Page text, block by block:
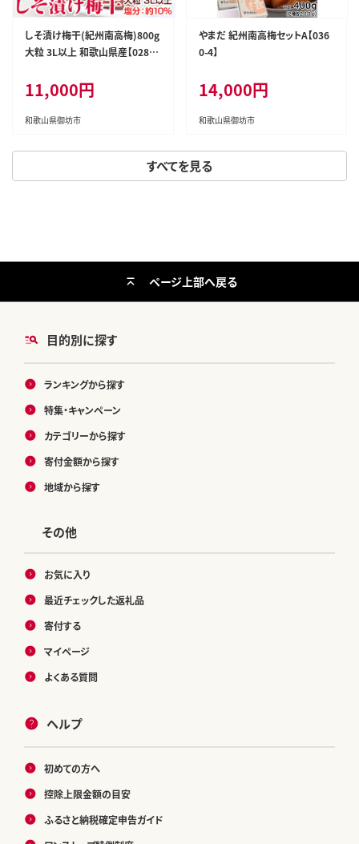
すべてを見る
しそ漬け梅干(紀州南高梅)800g
大粒 3L以上 和歌山県産【0281-
11,000円
和歌山県御坊市
やまだ 紀州南高梅セットA【036
0-4】
14,000円
和歌山県御坊市
目的別に探す
ランキングから探す
特集・キャンペーン
カテゴリーから探す
寄付金額から探す
地域から探す
その他
お気に入り
最近チェックした返礼品
寄付する
マイページ
よくある質問
ヘルプ
初めての方へ
控除上限金額の目安
ふるさと納税確定申告ガイド
ページ上部へ戻る